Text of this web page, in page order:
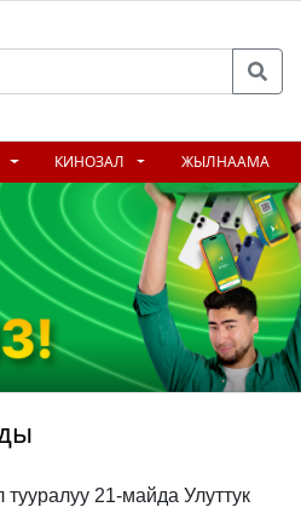
КИНОЗАЛ ЖЫЛНААМА
21-майда Улуттук